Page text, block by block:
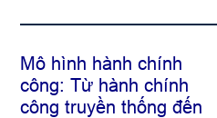
Mô hình hành chính
công: Từ hành chính
công truyền thống đến